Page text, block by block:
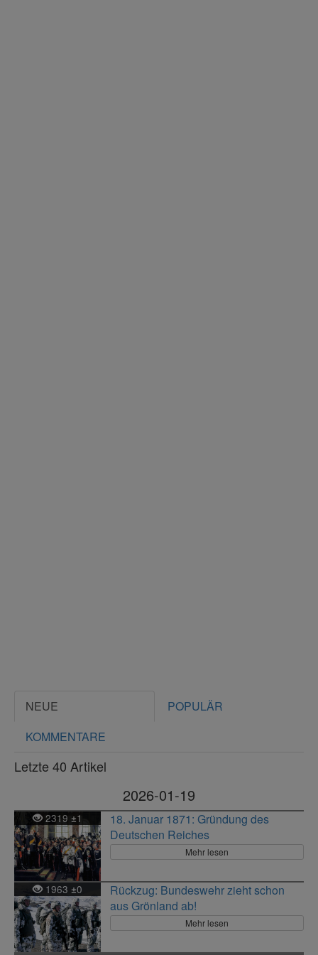
NEUE
POPULÄR
KOMMENTARE
Letzte 40 Artikel
2026-01-19
2319±1
18. Januar 1871: Gründung des
Deutschen Reiches
Mehr lesen
1963 ±0
Rückzug: Bundeswehr zieht schon
aus Grönland ab!
Mehr lesen